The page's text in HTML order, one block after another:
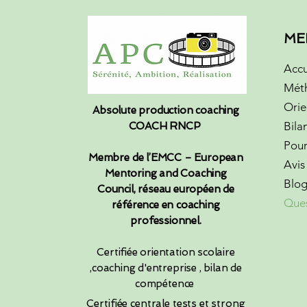
nous préparons les
réponses et la gestion des
motivé doit présenter
choisissez cette
professionnel et les
votre motivation
approche de coaching
garantissant ainsi que
de mieux maîtriser son
formation souhaitée.
Absolute production coaching
COACH RNCP
Membre de l’EMCC – European
Mentoring and Coaching
Council, réseau européen de
référence en coaching
professionnel.​
Certifiée orientation scolaire
,coaching d'entreprise , bilan de
compétence
Certifiée centrale tests et strong
Blog